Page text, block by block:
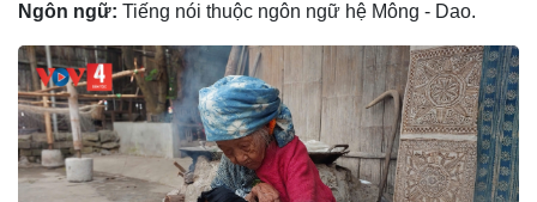
Ngôn ngữ: Tiếng nói thuộc ngôn ngữ hệ Mông - Dao.